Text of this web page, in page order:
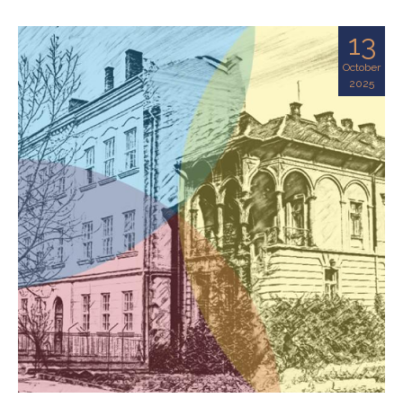
13
October
2025